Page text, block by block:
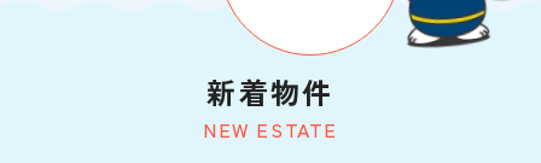
NEW ESTATE
新着物件